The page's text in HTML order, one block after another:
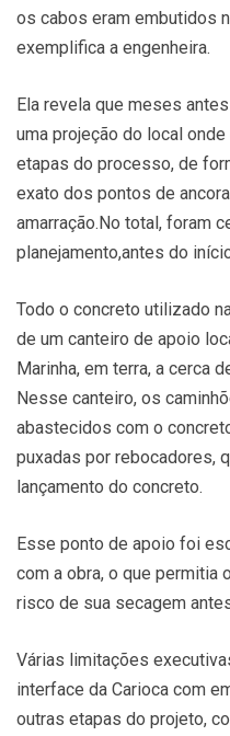
os cabos eram embutidos
exemplifica a engenheira.
Ela revela que meses
uma projeção do local
etapas do processo, de
exato dos pontos de
amarração.No total, foram
planejamento,antes do
Todo o concreto utilizado
de um canteiro de apoio
Marinha, em terra, a cerca
Nesse canteiro, os
abastecidos com o
puxadas por rebocadores,
lançamento do concreto.
Esse ponto de apoio foi
com a obra, o que permitia
risco de sua secagem
Várias limitações
interface da Carioca com
outras etapas do projeto,